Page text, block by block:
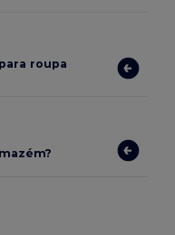
roupa